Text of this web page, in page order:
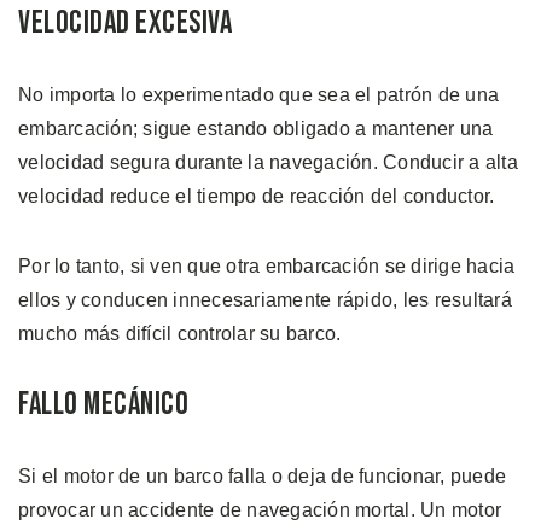
Velocidad Excesiva
No importa lo experimentado que sea el patrón de una
embarcación; sigue estando obligado a mantener una
velocidad segura durante la navegación. Conducir a alta
velocidad reduce el tiempo de reacción del conductor.
Por lo tanto, si ven que otra embarcación se dirige hacia
ellos y conducen innecesariamente rápido, les resultará
mucho más difícil controlar su barco.
Fallo Mecánico
Si el motor de un barco falla o deja de funcionar, puede
provocar un accidente de navegación mortal. Un motor